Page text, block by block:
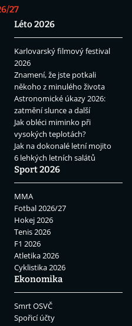
27
Léto 2026
Karlovarský filmový festival
2026
Znamení, že jste potkali
někoho z minulého života
Astronomické úkazy 2026:
zatmění slunce a další
Jak obléci miminko při
vysokých teplotách?
Jak na dokonalé letní mojito
6 lehkých letních salátů
Sport 2026
MMA
Fotbal 2026/27
Hokej 2026
Tenis 2026
F1 2026
Atletika 2026
Cyklistika 2026
Ekonomika
Smrt OSVČ
Spořicí účty